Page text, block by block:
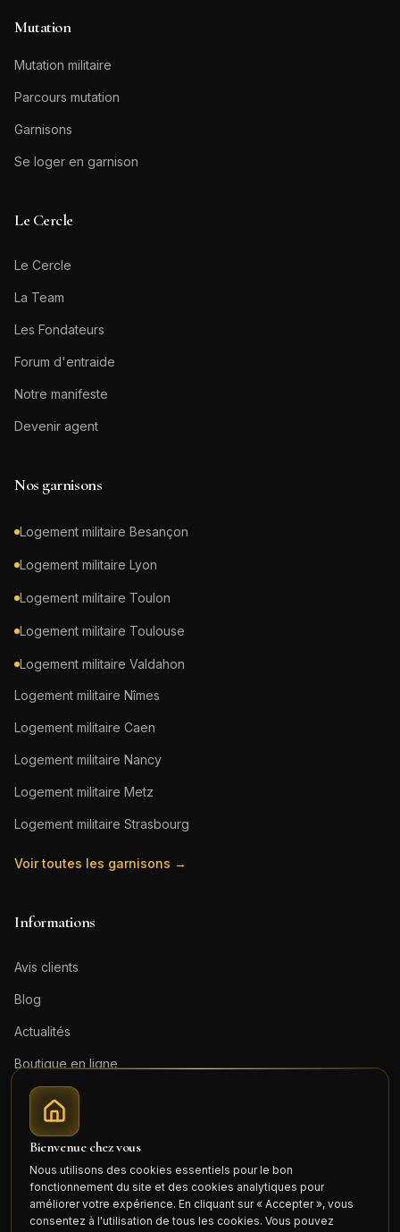
Mutation
Mutation militaire
Parcours mutation
Garnisons
Se loger en garnison
Le Cercle
Le Cercle
La Team
Les Fondateurs
Forum d'entraide
Notre manifeste
Devenir agent
Nos garnisons
Logement militaire Besançon
Logement militaire Lyon
Logement militaire Toulon
Logement militaire Toulouse
Logement militaire Valdahon
Logement militaire Nîmes
Logement militaire Caen
Logement militaire Nancy
Logement militaire Metz
Logement militaire Strasbourg
Voir toutes les garnisons →
Informations
Avis clients
Blog
Actualités
Boutique en ligne
Contact
Mentions légales
Connexion
Bienvenue chez vous
Nous utilisons des cookies essentiels pour le bon
fonctionnement du site et des cookies analytiques pour
améliorer votre expérience. En cliquant sur « Accepter », vous
consentez à l'utilisation de tous les cookies. Vous pouvez